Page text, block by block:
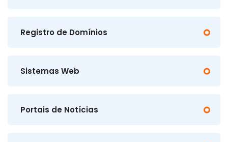
Registro de Domínios
Sistemas Web
Portais de Notícias